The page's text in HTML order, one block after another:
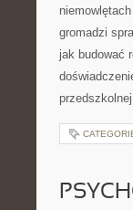
gromadzi
jak budować